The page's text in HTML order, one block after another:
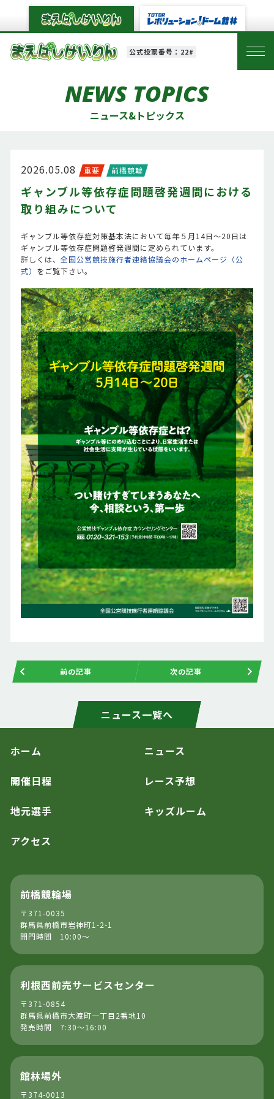
公式投票番号：22#
NEWS TOPICS
ニュース&トピックス
2026.05.08 重要 前橋競輪
ギャンブル等依存症問題啓発週間における
取り組みについて
ギャンブル等依存症対策基本法において毎年５月14日～20日は
ギャンブル等依存症問題啓発週間に定められています。
詳しくは、 全国公営競技施行者連絡協議会のホームページ（公
式） をご覧下さい。
前の記事 次の記事
ニュース一覧へ
ホーム ニュース
開催日程 レース予想
地元選手 キッズルーム
アクセス
前橋競輪場
〒371-0035
群馬県前橋市岩神町1-2-1
開門時間 10:00～
利根西前売サービスセンター
〒371-0854
群馬県前橋市大渡町一丁目2番地10
発売時間 7:30～16:00
館林場外
〒374-0013